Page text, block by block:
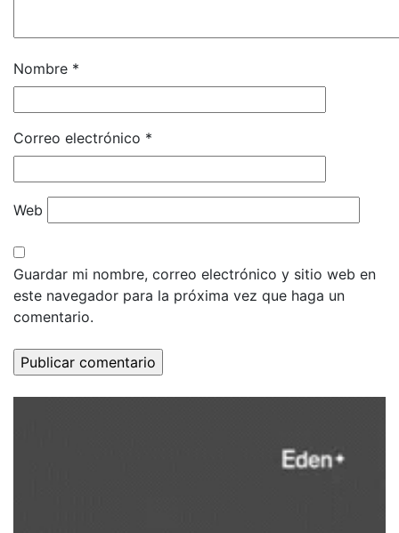
Nombre *
Correo electrónico *
Web
Guardar mi nombre, correo electrónico y sitio web en
este navegador para la próxima vez que haga un
comentario.